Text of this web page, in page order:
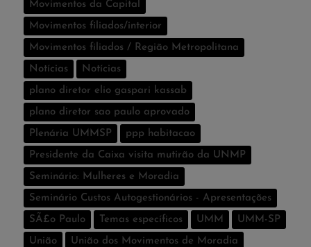
Movimentos da Capital
Movimentos filiados/interior
Movimentos filiados / Região Metropolitana
Notícias Notí­cias
plano diretor elio gaspari kassab
plano diretor sao paulo aprovado
Plenária UMMSP ppp habitacao
Presidente da Caixa visita mutirão da UNMP
Seminário: Mulheres e Moradia
Seminário Custos Autogestionários - Apresentações
SÃ£o Paulo Temas especí­ficos UMM UMM-SP
União União dos Movimentos de Moradia